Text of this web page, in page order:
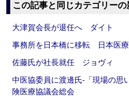
この記事と同じカテゴリー
大津賀会長が退任へ ダイト
事務所を日本橋に移転 日本医
佐藤氏が社長就任 ジョヴィ
中医協委員に渡邊氏‐「現場の
険医療協議会総会